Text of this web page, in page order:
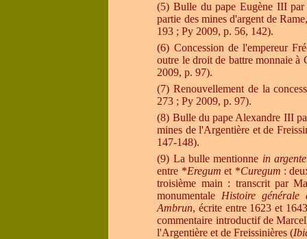
(5) Bulle du pape Eugène III par
partie des mines d'argent de
193 ; Py 2009, p. 56, 142).
(6) Concession de l'empereur
outre le droit de battre monnaie à
2009, p. 97).
(7) Renouvellement de la
273 ; Py 2009, p. 97).
(8) Bulle du pape Alexandre III
mines de l'Argentière et de
147-148).
(9) La bulle mentionne in
entre *Eregum et *Curegum :
troisième main : transcrit par
monumentale Histoire générale
Ambrun, écrite entre 1623 et
commentaire introductif de
l'Argentière et de Freissinières (